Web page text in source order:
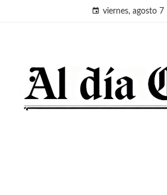
viernes, agosto 7